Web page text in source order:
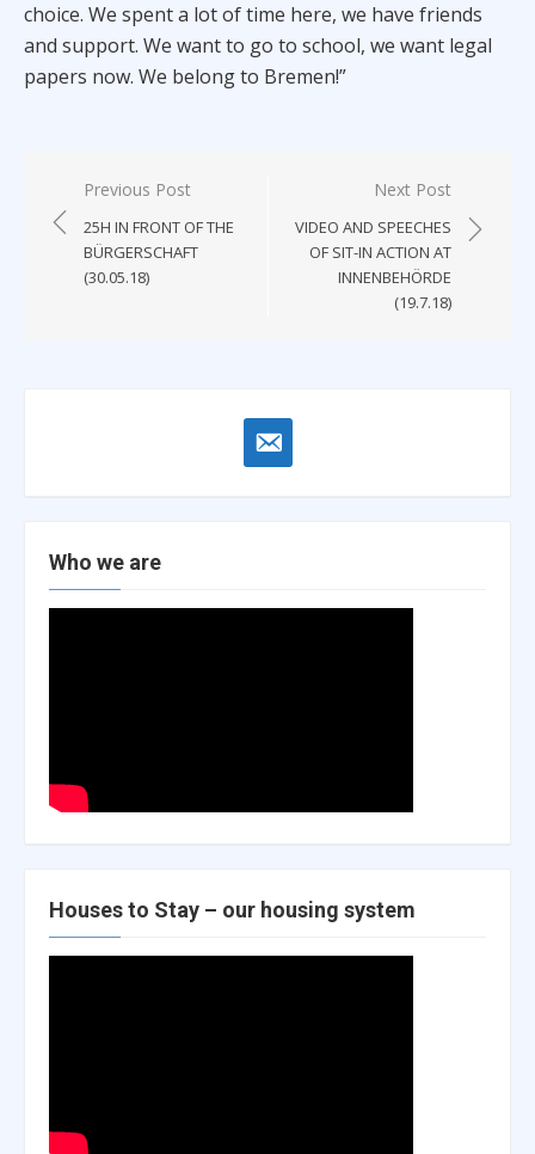
choice. We spent a lot of time here, we have friends
and support. We want to go to school, we want legal
papers now. We belong to Bremen!”
Post
navigation
Previous Post
25H IN FRONT OF THE
BÜRGERSCHAFT
(30.05.18)
Next Post
VIDEO AND SPEECHES
OF SIT-IN ACTION AT
INNENBEHÖRDE
(19.7.18)
email-
alt
Who we are
Houses to Stay – our housing system